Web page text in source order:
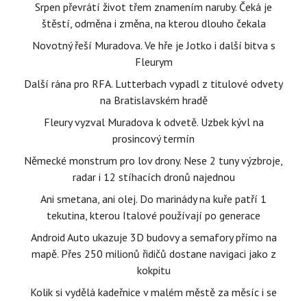
Srpen převrátí život třem znamením naruby. Čeká je
štěstí, odměna i změna, na kterou dlouho čekala
Novotný řeší Muradova. Ve hře je Jotko i další bitva s
Fleurym
Další rána pro RFA. Lutterbach vypadl z titulové odvety
na Bratislavském hradě
Fleury vyzval Muradova k odvetě. Uzbek kývl na
prosincový termín
Německé monstrum pro lov drony. Nese 2 tuny výzbroje,
radar i 12 stíhacích dronů najednou
Ani smetana, ani olej. Do marinády na kuře patří 1
tekutina, kterou Italové používají po generace
Android Auto ukazuje 3D budovy a semafory přímo na
mapě. Přes 250 milionů řidičů dostane navigaci jako z
kokpitu
Kolik si vydělá kadeřnice v malém městě za měsíc i se